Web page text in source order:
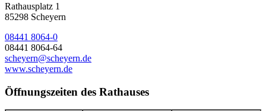
Rathausplatz 1
85298 Scheyern
08441 8064-0
08441 8064-64
scheyern@scheyern.de
www.scheyern.de
Öffnungszeiten des Rathauses